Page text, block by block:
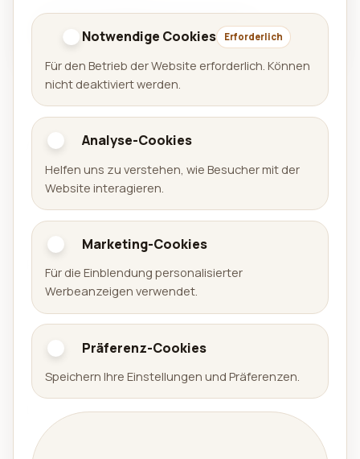
Aralel GmbH
Offizielle Website der Aralel GmbH mit öffentlichem
Portfolio veröffentlichter Produkte und direkten
Links zu den jeweiligen Plattformen.
Spiele
Apps
Arena Sudoku
Availabell
Unternehmen
Unternehmen
Notwendige Cookies Erforderlich
Für den Betrieb der Website erforderlich. Können
nicht deaktiviert werden.
Analyse-Cookies
Helfen uns zu verstehen, wie Besucher mit der
Website interagieren.
Marketing-Cookies
Für die Einblendung personalisierter
Werbeanzeigen verwendet.
Präferenz-Cookies
Speichern Ihre Einstellungen und Präferenzen.